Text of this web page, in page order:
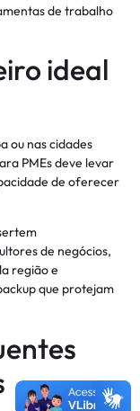
de trabalho
ideal
ou nas cidades
PMEs deve levar
de oferecer
de negócios,
região e
que protejam